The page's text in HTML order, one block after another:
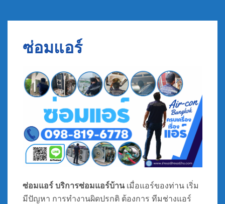
ซ่อมแอร์
ซ่อมแอร์ บริการซ่อมแอร์บ้าน เมื่อแอร์ของท่าน เริ่ม
มีปัญหา การทำงานผิดปรกติ ต้องการ ทีมช่างแอร์